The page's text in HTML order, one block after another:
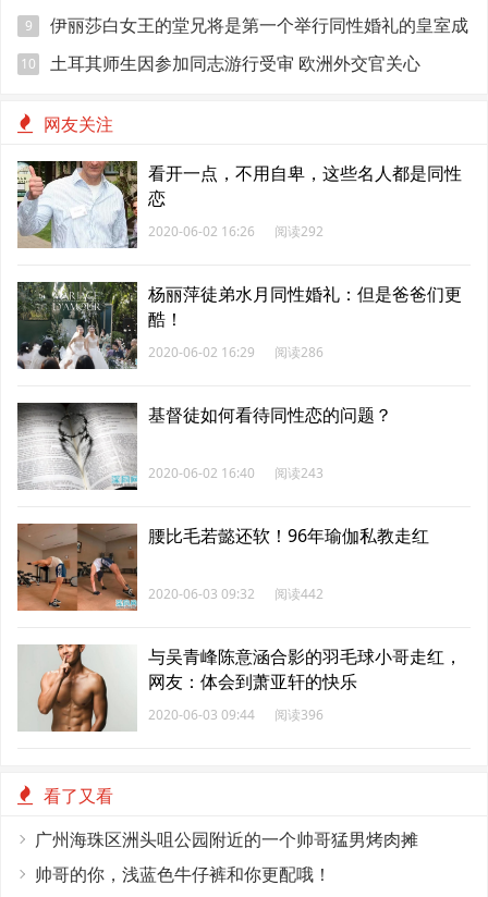
9
伊丽莎白女王的堂兄将是第一个举行同性婚礼的皇室成
员
10 土耳其师生因参加同志游行受审 欧洲外交官关心
网友关注
看开一点，不用自卑，这些名人都是同性
恋
2020-06-02 16:26 阅读292
杨丽萍徒弟水月同性婚礼：但是爸爸们更
酷！
2020-06-02 16:29 阅读286
基督徒如何看待同性恋的问题？
2020-06-02 16:40 阅读243
腰比毛若懿还软！96年瑜伽私教走红
2020-06-03 09:32 阅读442
与吴青峰陈意涵合影的羽毛球小哥走红，
网友：体会到萧亚轩的快乐
2020-06-03 09:44 阅读396
看了又看
广州海珠区洲头咀公园附近的一个帅哥猛男烤肉摊
帅哥的你，浅蓝色牛仔裤和你更配哦！